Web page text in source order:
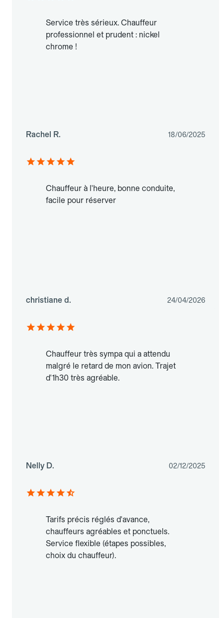
Service très sérieux. Chauffeur
professionnel et prudent : nickel
chrome !
Rachel R. 18/06/2025
Chauffeur à l'heure, bonne conduite,
facile pour réserver
christiane d. 24/04/2026
Chauffeur très sympa qui a attendu
malgré le retard de mon avion. Trajet
d'1h30 très agréable.
Nelly D. 02/12/2025
Tarifs précis réglés d'avance,
chauffeurs agréables et ponctuels.
Service flexible (étapes possibles,
choix du chauffeur).